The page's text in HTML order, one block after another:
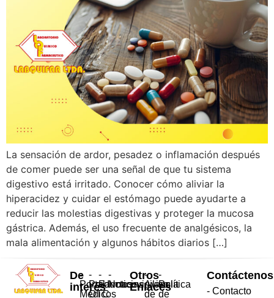
La sensación de ardor, pesadez o inflamación después
de comer puede ser una señal de que tu sistema
digestivo está irritado. Conocer cómo aliviar la
hiperacidez y cuidar el estómago puede ayudarte a
reducir las molestias digestivas y proteger la mucosa
gástrica. Además, el uso frecuente de analgésicos, la
mala alimentación y algunos hábitos diarios […]
De
interés
-
Portal
Médicos
-
Productos
OTC
-
Farmacovigilancia
-
Noticias
Otros
Enlaces
-
Aviso
de
-
Política
de
Contáctenos
- Contacto